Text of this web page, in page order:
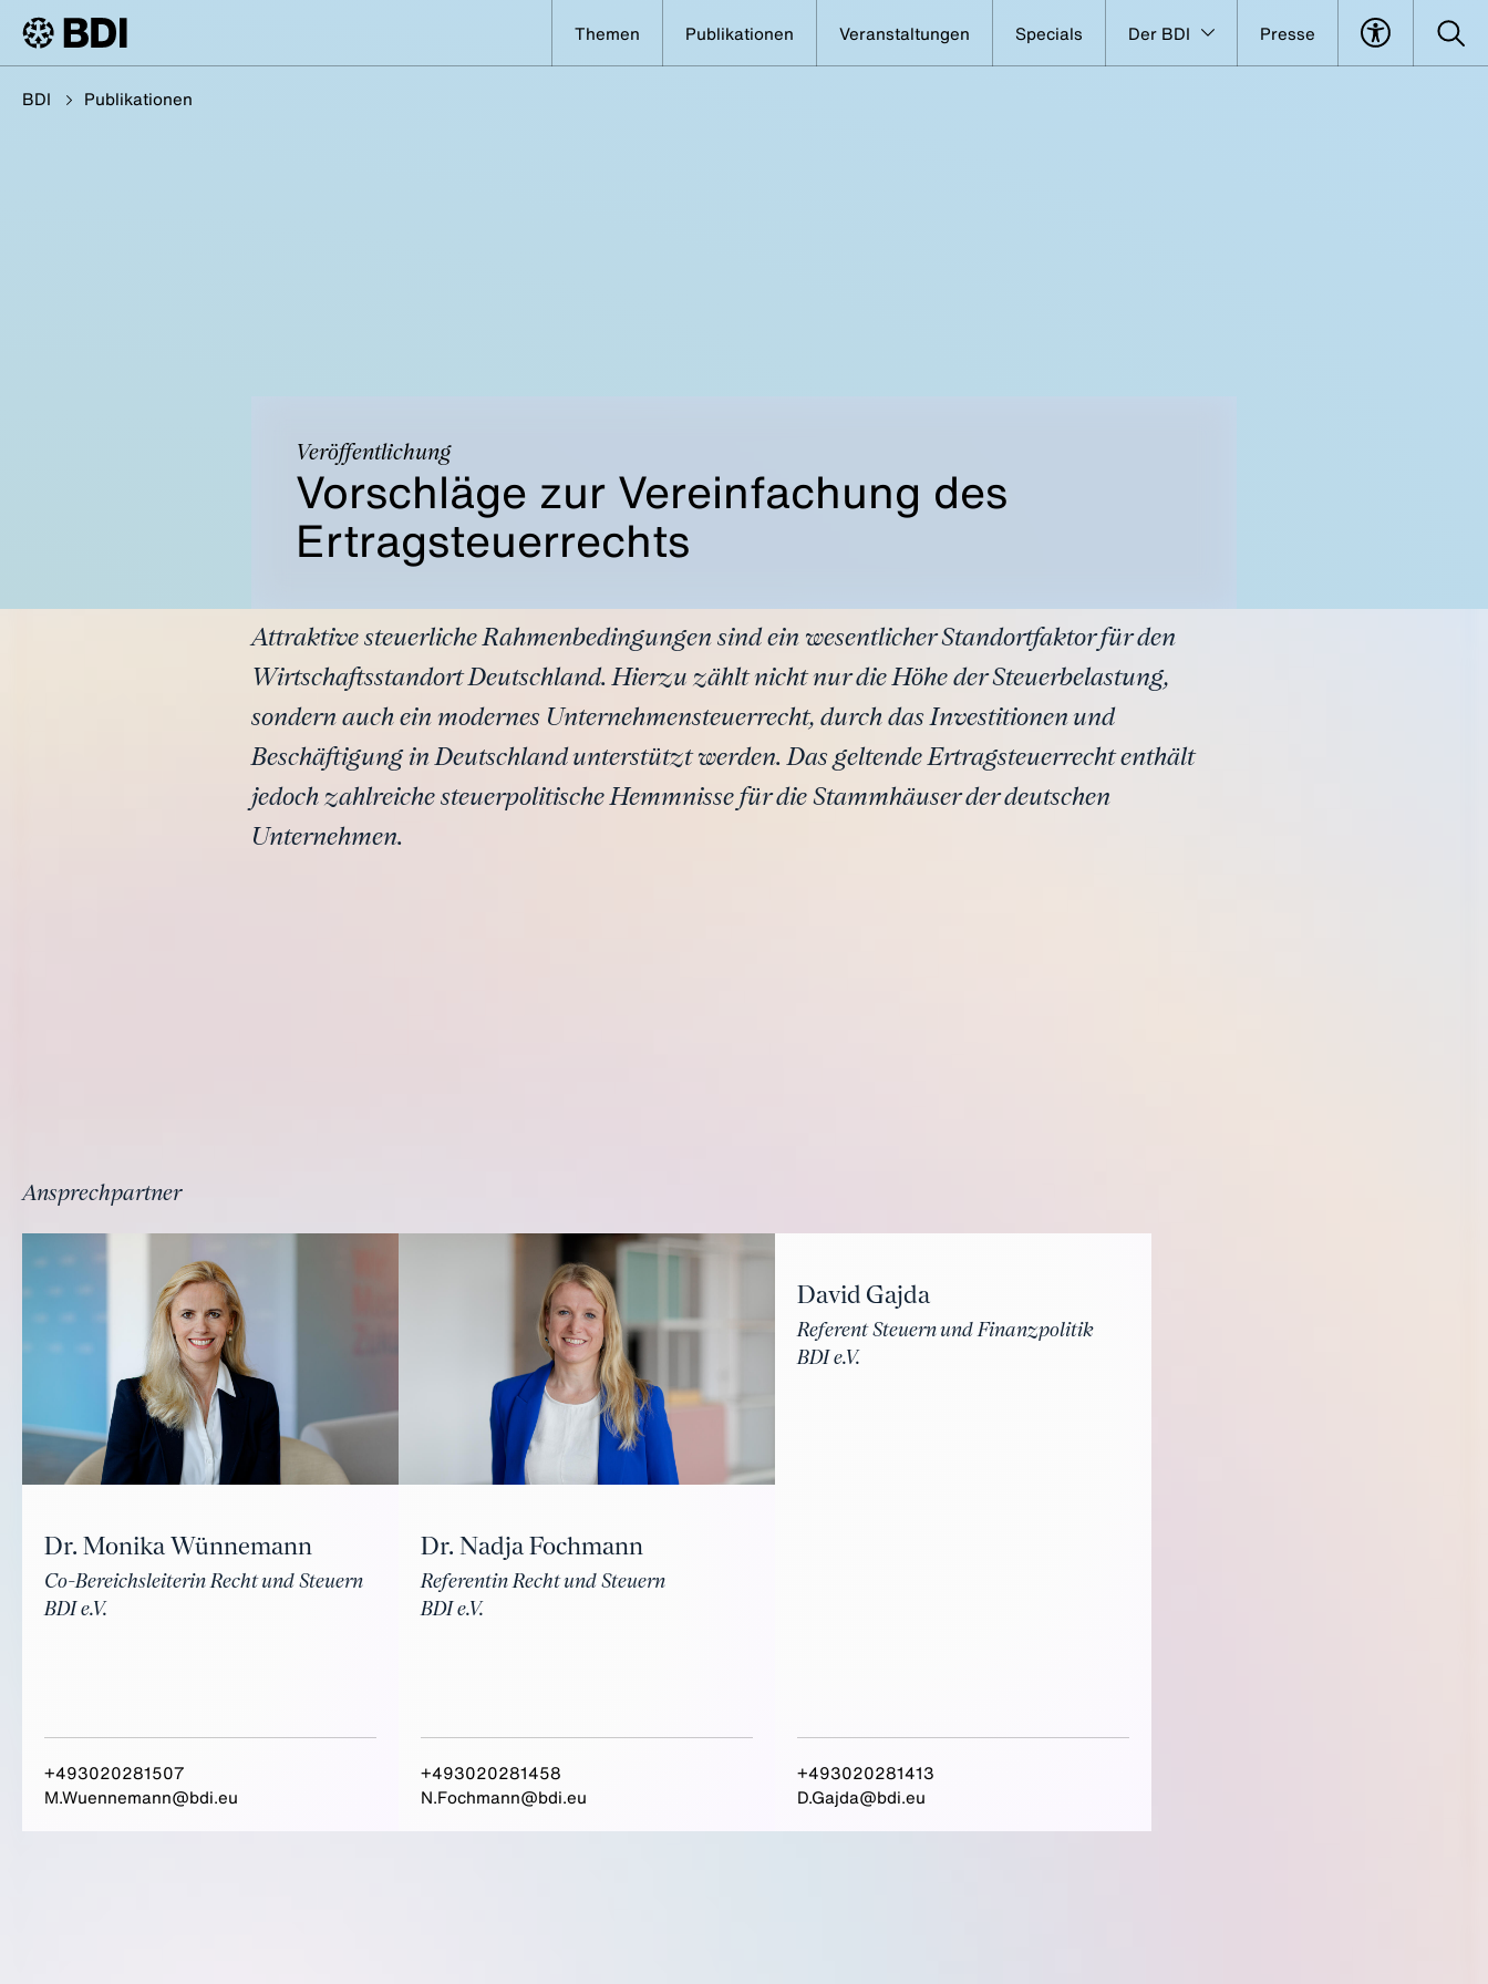
Themen Publikationen Veranstaltungen Specials Der BDI Presse
BDI Publikationen
Veröffentlichung
Vorschläge zur Vereinfachung des
Ertragsteuerrechts
Attraktive steuerliche Rahmenbedingungen sind ein wesentlicher Standortfaktor für den
Wirtschaftsstandort Deutschland. Hierzu zählt nicht nur die Höhe der Steuerbelastung,
sondern auch ein modernes Unternehmensteuerrecht, durch das Investitionen und
Beschäftigung in Deutschland unterstützt werden. Das geltende Ertragsteuerrecht enthält
jedoch zahlreiche steuerpolitische Hemmnisse für die Stammhäuser der deutschen
Unternehmen.
Ansprechpartner
Dr. Monika Wünnemann
Co-Bereichsleiterin Recht und Steuern
BDI e.V.
+493020281507
M.Wuennemann@bdi.eu
Dr. Nadja Fochmann
Referentin Recht und Steuern
BDI e.V.
+493020281458
N.Fochmann@bdi.eu
David Gajda
Referent Steuern und Finanzpolitik
BDI e.V.
+493020281413
D.Gajda@bdi.eu